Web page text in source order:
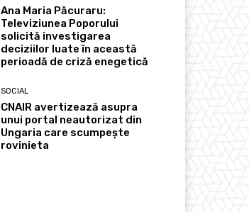
Ana Maria Păcuraru:
Televiziunea Poporului
solicită investigarea
deciziilor luate în această
perioadă de criză enegetică
SOCIAL
CNAIR avertizează asupra
unui portal neautorizat din
Ungaria care scumpește
rovinieta